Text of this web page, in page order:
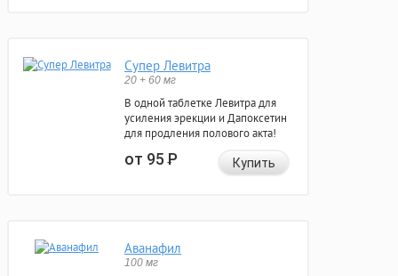
Супер Левитра
20 + 60 мг
В одной таблетке Левитра для
усиления эрекции и Дапоксетин
для продления полового акта!
от 95Р Купить
Аванафил
100 мг